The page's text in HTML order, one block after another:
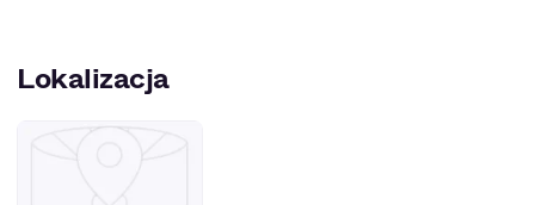
Lokalizacja